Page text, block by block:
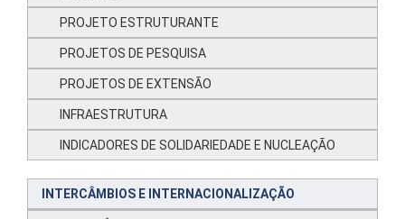
PROJETO ESTRUTURANTE
PROJETOS DE PESQUISA
PROJETOS DE EXTENSÃO
INFRAESTRUTURA
INDICADORES DE SOLIDARIEDADE E NUCLEAÇÃO
INTERCÂMBIOS E INTERNACIONALIZAÇÃO